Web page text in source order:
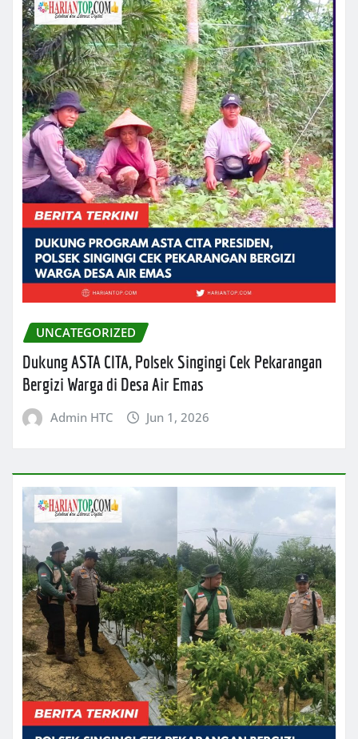
UNCATEGORIZED
Dukung ASTA CITA, Polsek Singingi Cek Pekarangan
Bergizi Warga di Desa Air Emas
Admin HTC Jun 1, 2026